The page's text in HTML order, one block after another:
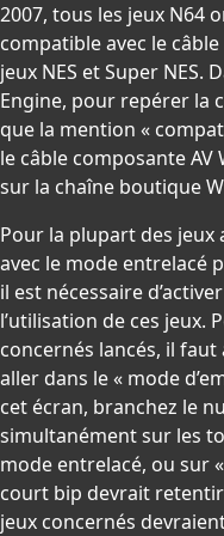
2007, tous les jeux N64
compatible avec le
jeux NES et Super NES.
Engine, pour repérer la
que la mention «
le câble composante
sur la chaîne boutique
Pour la plupart des
avec le mode entrelacé
il est nécessaire
l’utilisation de ces jeux.
concernés lancés, il
aller dans le « mode
cet écran, branchez le
simultanément sur les
mode entrelacé, ou sur
court bip devrait
jeux concernés